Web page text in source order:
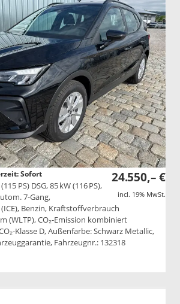
24.550,– €
incl. 19% MwSt.
Sofort
PS) DSG, 85 kW (116 PS),
7-Gang,
Benzin, Kraftstoffverbrauch
(WLTP), CO₂-Emission kombiniert
Klasse D, Außenfarbe: Schwarz Metallic,
Fahrzeugnr.: 132318
Fahrzeugexposé drucken